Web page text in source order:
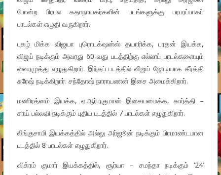
போன்ற பிரபல கதாநாயகர்களின் படங்களுக்கு பரபரப்பாகப்
பாடல்கள் எழுதி வருகிறார்.
புகழ் மிக்க விஜயா புரொடக்‌ஷன்ஸ் தயாரிக்க, பரதன் இயக்க,
விஜய் நடிக்கும் அவரது 60-வது படத்திற்கு எல்லாப் பாடல்களையும்
வைரமுத்து எழுதுகிறார். இந்தப் படத்தில் விஜய் ஜோடியாக கீர்த்தி
சுரேஷ் நடிக்கிறார். சந்தோஷ் நாராயணன் இசை அமைக்கிறார்.
மணிரத்னம் இயக்க, ஏ.ஆர்.ரகுமான் இசையமைக்க, கார்த்தி –
சாய் பல்லவி நடிக்கும் புதிய படத்தில் 7 பாடல்கள் எழுதுகிறார்.
லிங்குசாமி இயக்கத்தில் அல்லு அர்ஜூன் நடிக்கும் பிரமாண்டமான
படத்தில் 8 பாடல்கள் எழுதுகிறார்.
விக்ரம் குமார் இயக்கத்தில், சூர்யா – சமந்தா நடிக்கும் ‘24’